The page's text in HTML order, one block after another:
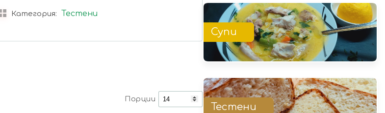
Категория: Тестени
Порции
Супи
Тестени